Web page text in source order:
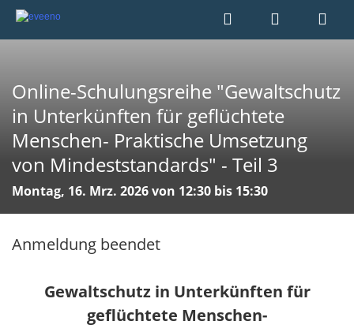
Online-Schulungsreihe "Gewaltschutz
in Unterkünften für geflüchtete
Menschen- Praktische Umsetzung
von Mindeststandards" - Teil 3
Montag, 16. Mrz. 2026 von 12:30 bis 15:30
Anmeldung beendet
Gewaltschutz in Unterkünften für
geflüchtete Menschen-